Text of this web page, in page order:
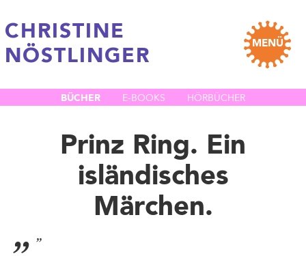
CHRISTINE
NÖSTLINGER
MENÜ
BÜCHER E-BOOKS HÖRBÜCHER
Prinz Ring. Ein
isländisches
Märchen.
„ ”